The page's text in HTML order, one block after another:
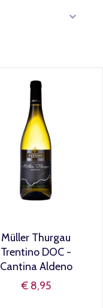
Müller Thurgau
Trentino DOC -
Cantina Aldeno
€ 8,95